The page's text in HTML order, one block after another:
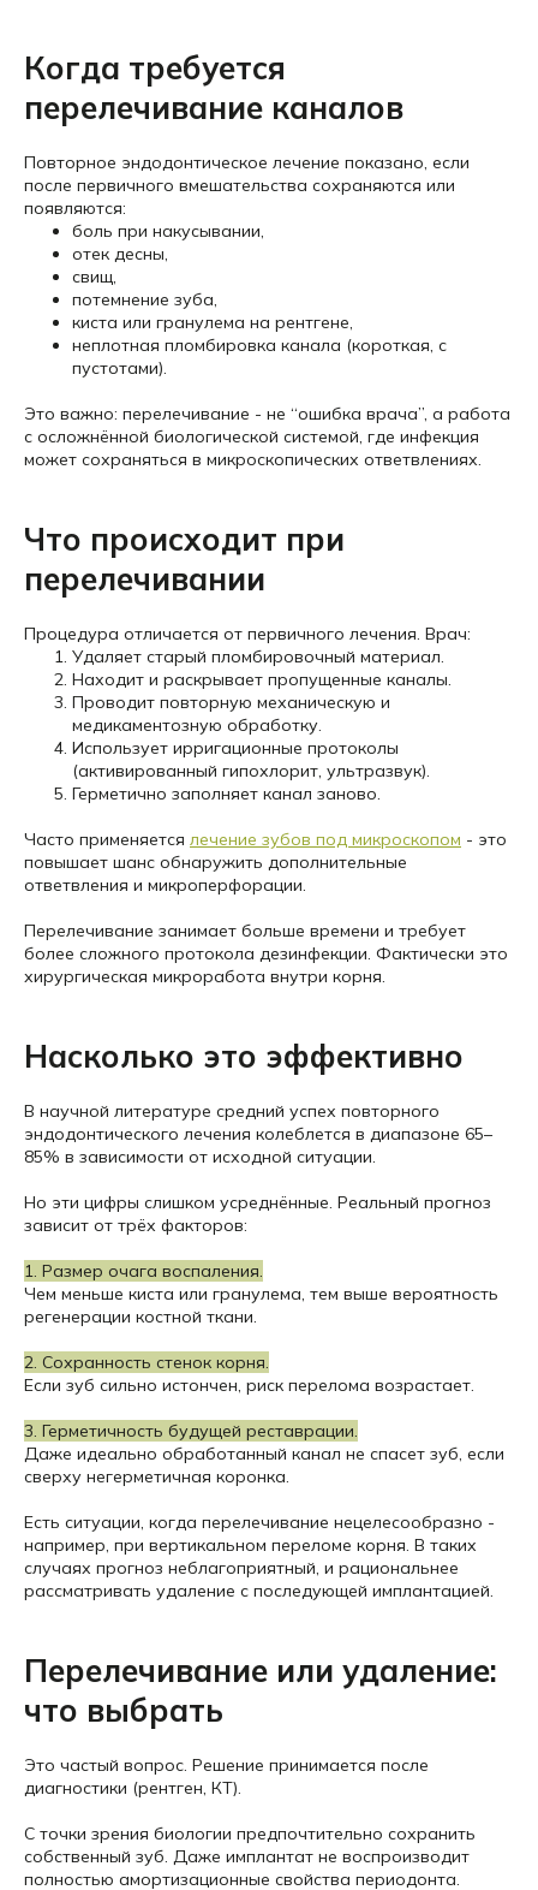
Когда требуется
перелечивание каналов
Повторное эндодонтическое лечение показано, если
после первичного вмешательства сохраняются или
появляются:
боль при накусывании,
отек десны,
свищ,
потемнение зуба,
киста или гранулема на рентгене,
неплотная пломбировка канала (короткая, с
пустотами).
Это важно: перелечивание - не “ошибка врача”, а работа
с осложнённой биологической системой, где инфекция
может сохраняться в микроскопических ответвлениях.
Что происходит при
перелечивании
Процедура отличается от первичного лечения. Врач:
Удаляет старый пломбировочный материал.
Находит и раскрывает пропущенные каналы.
Проводит повторную механическую и
медикаментозную обработку.
Использует ирригационные протоколы
(активированный гипохлорит, ультразвук).
Герметично заполняет канал заново.
Часто применяется лечение зубов под микроскопом - это
повышает шанс обнаружить дополнительные
ответвления и микроперфорации.
Перелечивание занимает больше времени и требует
более сложного протокола дезинфекции. Фактически это
хирургическая микроработа внутри корня.
Насколько это эффективно
В научной литературе средний успех повторного
эндодонтического лечения колеблется в диапазоне 65–
85% в зависимости от исходной ситуации.
Но эти цифры слишком усреднённые. Реальный прогноз
зависит от трёх факторов:
1. Размер очага воспаления.
Чем меньше киста или гранулема, тем выше вероятность
регенерации костной ткани.
2. Сохранность стенок корня.
Если зуб сильно истончен, риск перелома возрастает.
3. Герметичность будущей реставрации.
Даже идеально обработанный канал не спасет зуб, если
сверху негерметичная коронка.
Есть ситуации, когда перелечивание нецелесообразно -
например, при вертикальном переломе корня. В таких
случаях прогноз неблагоприятный, и рациональнее
рассматривать удаление с последующей имплантацией.
Перелечивание или удаление:
что выбрать
Это частый вопрос. Решение принимается после
диагностики (рентген, КТ).
С точки зрения биологии предпочтительно сохранить
собственный зуб. Даже имплантат не воспроизводит
полностью амортизационные свойства периодонта.